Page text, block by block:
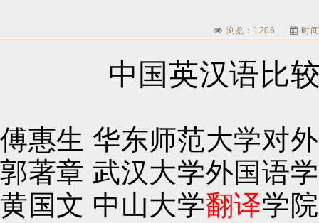
浏览： 1206 时
中国英汉语比
傅惠生 华东师范大学对
郭著章 武汉大学外国语
黄国文 中山大学翻译学院